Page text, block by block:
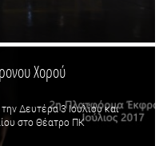
Χορού
Δευτέρα 3 Ιουλίου και
στο Θέατρο ΠΚ